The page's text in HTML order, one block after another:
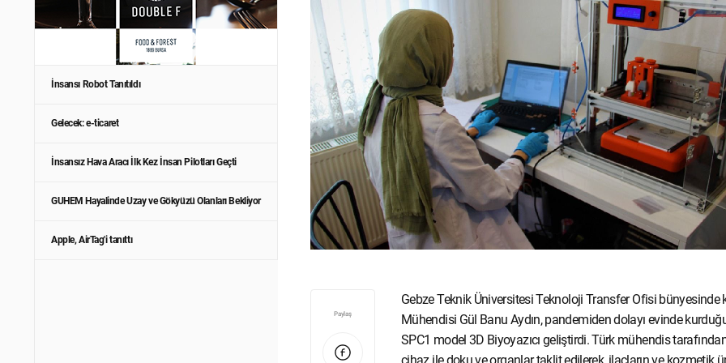
İnsansı Robot Tanıtıldı
Gelecek: e-ticaret
İnsansız Hava Aracı İlk Kez İnsan Pilotları Geçti
GUHEM Hayalinde Uzay ve Gökyüzü Olanları Bekliyor
Apple, AirTag'i tanıttı
Paylaş
Gebze Teknik Üniversitesi Teknoloji Transfer Ofisi
Mühendisi Gül Banu Aydın, pandemiden dolayı evinde
SPC1 model 3D Biyoyazıcı geliştirdi. Türk mühendis